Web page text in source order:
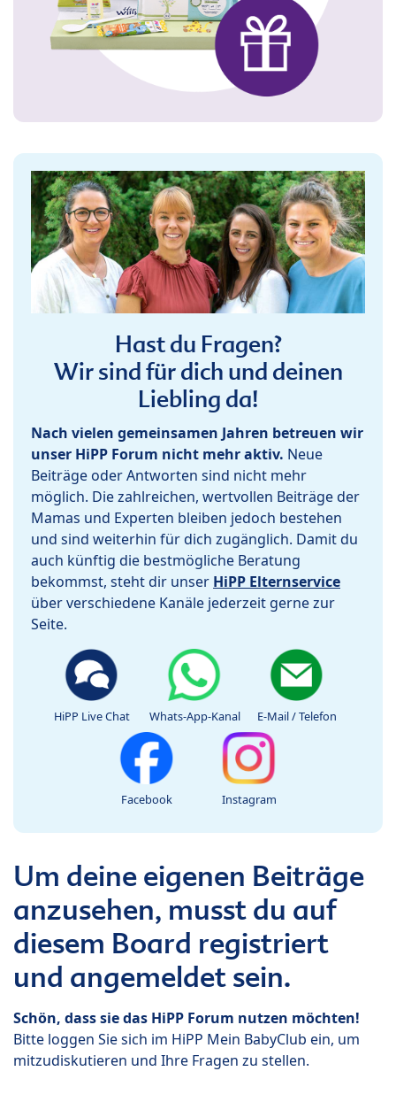
Hast du Fragen?
Wir sind für dich und deinen
Liebling da!
Nach vielen gemeinsamen Jahren betreuen wir
unser HiPP Forum nicht mehr aktiv. Neue
Beiträge oder Antworten sind nicht mehr
möglich. Die zahlreichen, wertvollen Beiträge der
Mamas und Experten bleiben jedoch bestehen
und sind weiterhin für dich zugänglich. Damit du
auch künftig die bestmögliche Beratung
bekommst, steht dir unser HiPP Elternservice
über verschiedene Kanäle jederzeit gerne zur
Seite.
HiPP Live Chat Whats-App-Kanal E-Mail / Telefon
Facebook Instagram
Um deine eigenen Beiträge
anzusehen, musst du auf
diesem Board registriert
und angemeldet sein.
Schön, dass sie das HiPP Forum nutzen möchten!
Bitte loggen Sie sich im HiPP Mein BabyClub ein, um
mitzudiskutieren und Ihre Fragen zu stellen.